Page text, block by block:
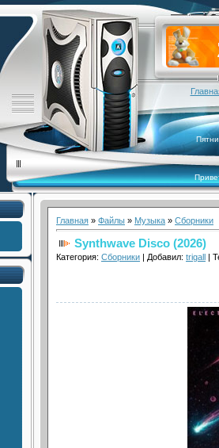
Главная » Файлы » Музыка » Сборники
Synthwave Disco (2026)
Категория: Сборники | Добавил: trigall |